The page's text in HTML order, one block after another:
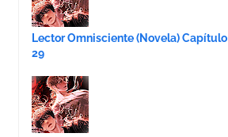
Lector Omnisciente (Novela) Capítulo
29